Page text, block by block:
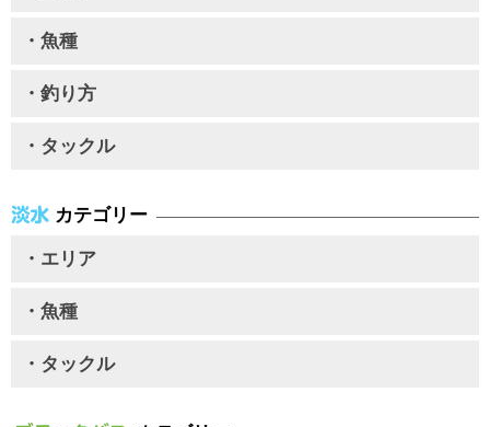
・魚種
・釣り方
・タックル
カテゴリー
・エリア
・魚種
・タックル